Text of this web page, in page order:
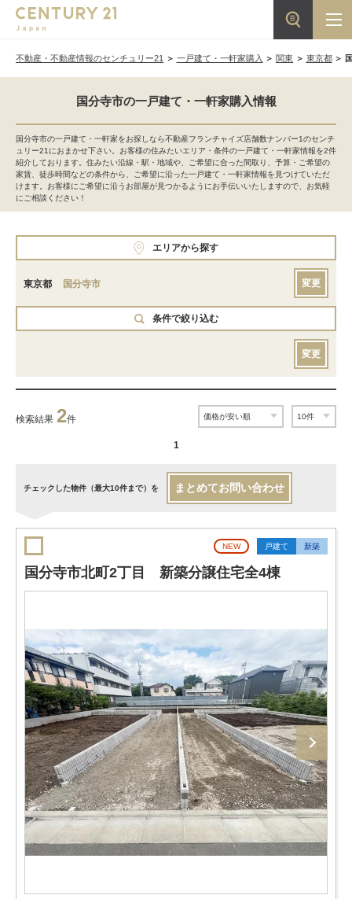
不動産・不動産情報のセンチュリー21 一戸建て・一軒家購入 関東 東京都
国分寺市の一戸建て・一軒家購入情報
国分寺市の一戸建て・一軒家をお探しなら不動産フランチャイズ店舗数ナンバー1のセンチ
ュリー21におまかせ下さい。お客様の住みたいエリア・条件の一戸建て・一軒家情報を2件
紹介しております。住みたい沿線・駅・地域や、ご希望に合った間取り、予算・ご希望の
家賃、徒歩時間などの条件から、ご希望に沿った一戸建て・一軒家情報を見つけていただ
けます。お客様にご希望に沿うお部屋が見つかるようにお手伝いいたしますので、お気軽
にご相談ください！
エリアから探す
東京都 国分寺市 変更
条件で絞り込む
変更
検索結果 2件
1
チェックした物件（最大10件まで）を まとめてお問い合わせ
NEW 戸建て 新築
国分寺市北町2丁目 新築分譲住宅全4棟